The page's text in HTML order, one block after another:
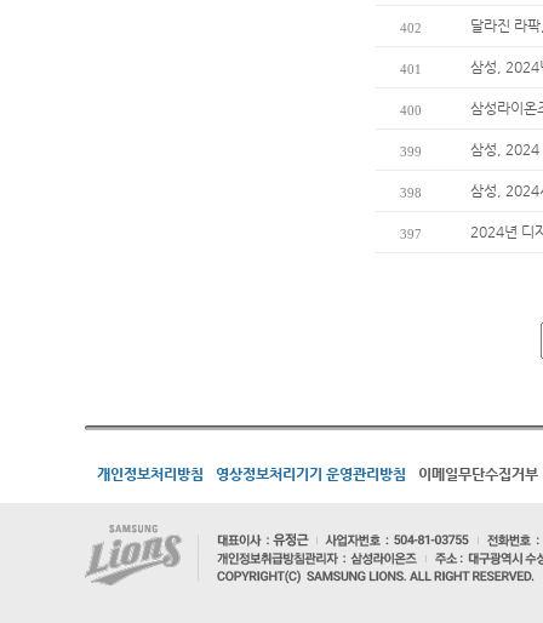
402 달라진 라
401 삼성, 2024
400 삼성라이온
399 삼성, 2024
398 삼성, 2024
397 2024년 디
개인정보처리방침 영상정보처리기기 운영관리방침 이메일무단수집거부